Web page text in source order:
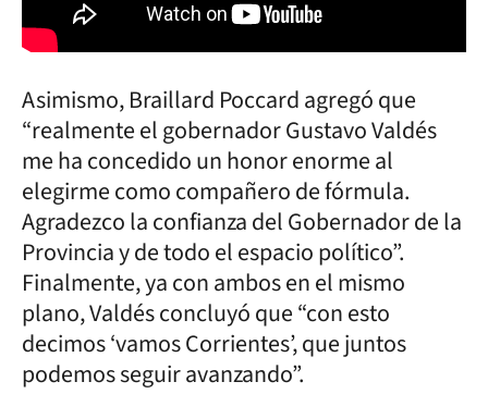
Asimismo, Braillard Poccard agregó que
“realmente el gobernador Gustavo Valdés
me ha concedido un honor enorme al
elegirme como compañero de fórmula.
Agradezco la confianza del Gobernador de la
Provincia y de todo el espacio político”.
Finalmente, ya con ambos en el mismo
plano, Valdés concluyó que “con esto
decimos ‘vamos Corrientes’, que juntos
podemos seguir avanzando”.